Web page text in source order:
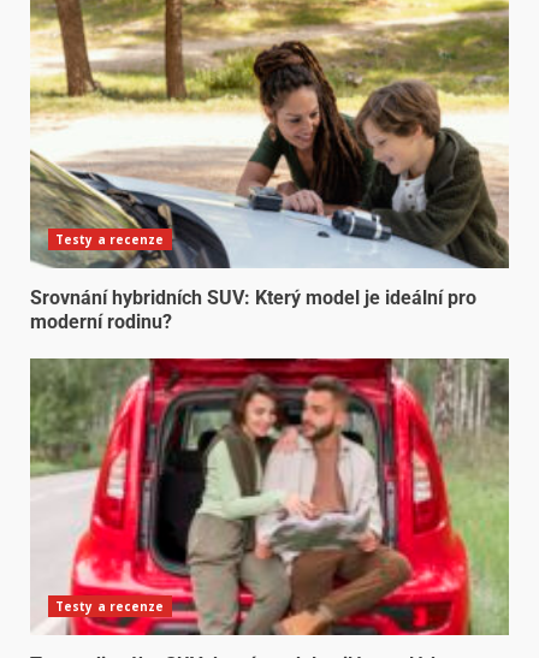
Testy a recenze
Srovnání hybridních SUV: Který model je ideální pro
moderní rodinu?
Testy a recenze